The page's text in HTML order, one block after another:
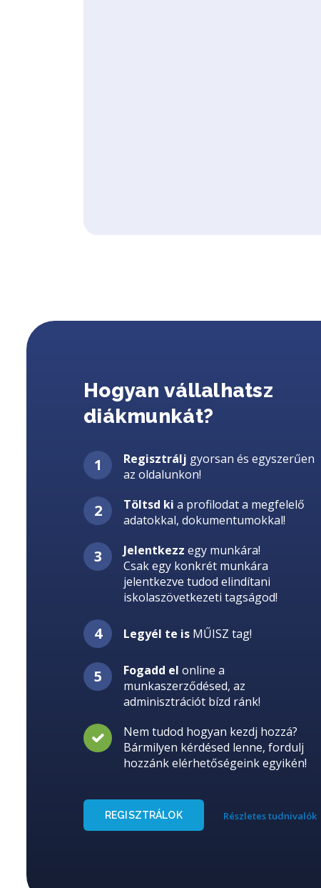
Hogyan vállalhatsz
diákmunkát?
Regisztrálj gyorsan és egyszerűen
az oldalunkon!
Töltsd ki a profilodat a megfelelő
adatokkal, dokumentumokkal!
Jelentkezz egy munkára!
Csak egy konkrét munkára
jelentkezve tudod elindítani
iskolaszövetkezeti tagságod!
Legyél te is MŰISZ tag!
Fogadd el online a
munkaszerződésed, az
adminisztrációt bízd ránk!
Nem tudod hogyan kezdj hozzá?
Bármilyen kérdésed lenne, fordulj
hozzánk elérhetőségeink egyikén!
REGISZTRÁLOK Részletes tudnivalók